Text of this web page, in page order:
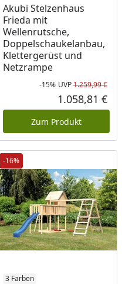
in ProzentPreis
Preis
Akubi Stelzenhaus
Frieda mit
Wellenrutsche,
Doppelschaukelanbau,
Klettergerüst und
Netzrampe
-15% UVP1.259,99 €
1.058,81 €
Zum Produkt
-16%
3 Farben